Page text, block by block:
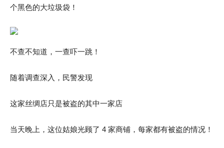
个黑色的大垃圾袋！
不查不知道，一查吓一跳！
随着调查深入，民警发现
这家丝绸店只是被盗的其中一家店
当天晚上，这位姑娘光顾了 4 家商铺，每家都有被盗的情况！